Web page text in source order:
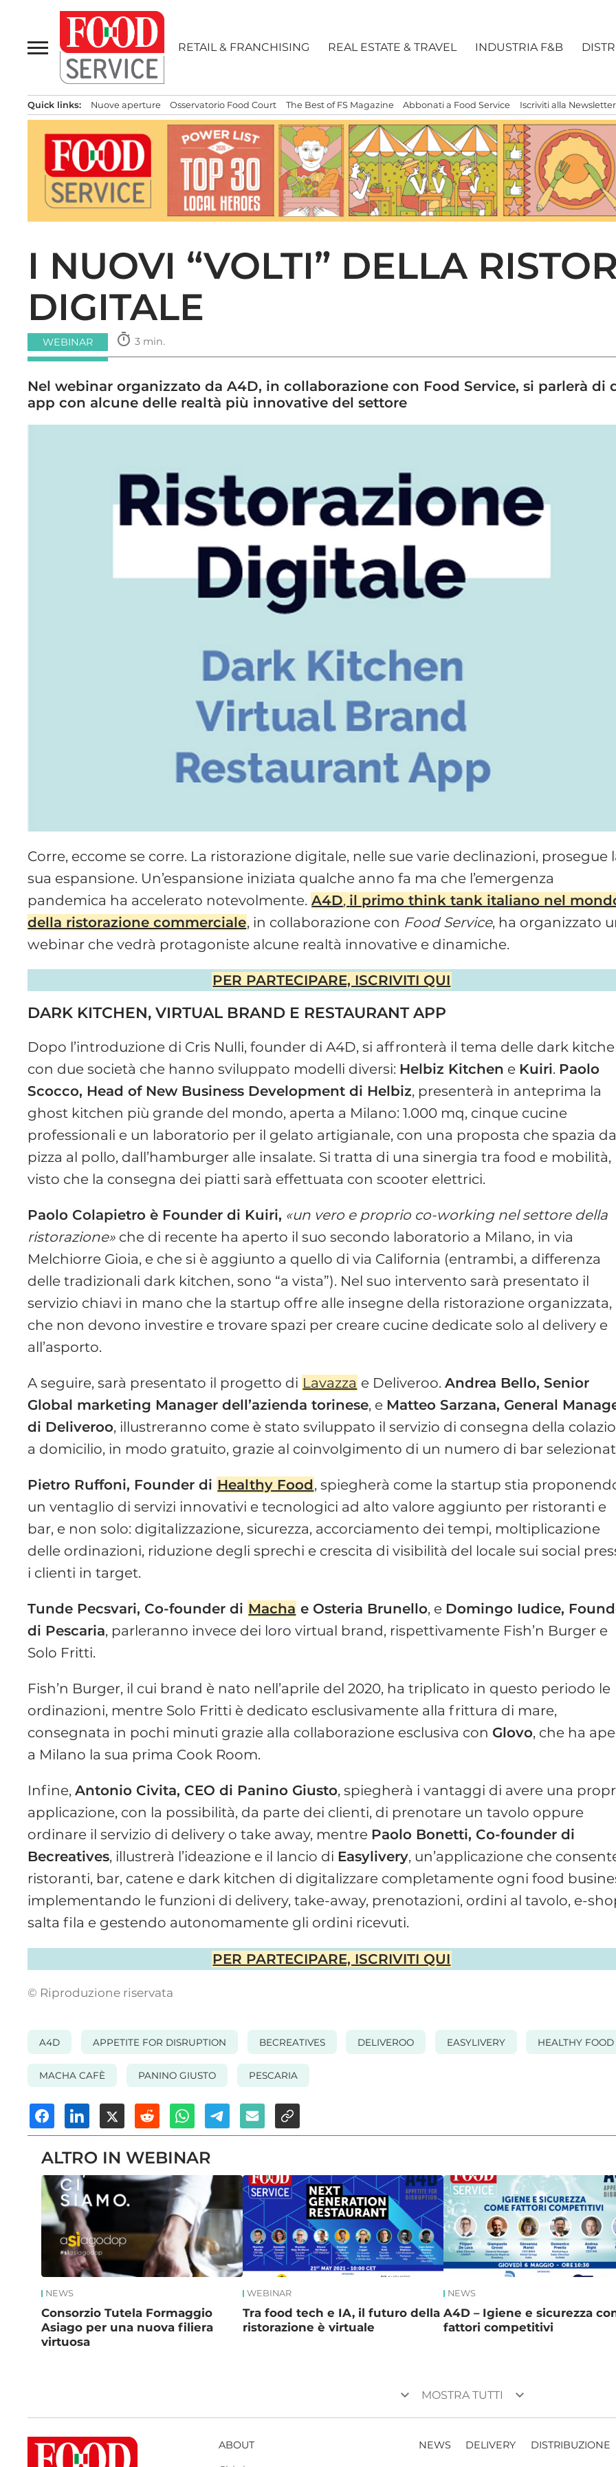
contenuto
RETAIL & FRANCHISING REAL ESTATE & TRAVEL INDUSTRIA F&B
Quick links: Nuove aperture Osservatorio Food Court The Best of FS Magazine Abbonati a Food Service Iscriviti alla Newsletter
I NUOVI “VOLTI” DELLA
DIGITALE
WEBINAR timer 3 min.
Nel webinar organizzato da A4D, in collaborazione con Food Service, si parlerà
app con alcune delle realtà più innovative del settore
Corre, eccome se corre. La ristorazione digitale, nelle sue varie declinazioni, prosegue
sua espansione. Un’espansione iniziata qualche anno fa ma che l’emergenza
pandemica ha accelerato notevolmente. A4D, il primo think tank italiano nel
della ristorazione commerciale, in collaborazione con Food Service, ha organizzato
webinar che vedrà protagoniste alcune realtà innovative e dinamiche.
PER PARTECIPARE, ISCRIVITI QUI
DARK KITCHEN, VIRTUAL BRAND E RESTAURANT APP
Dopo l’introduzione di Cris Nulli, founder di A4D, si affronterà il tema delle dark
con due società che hanno sviluppato modelli diversi: Helbiz Kitchen e Kuiri. Paolo
Scocco, Head of New Business Development di Helbiz, presenterà in anteprima la
ghost kitchen più grande del mondo, aperta a Milano: 1.000 mq, cinque cucine
professionali e un laboratorio per il gelato artigianale, con una proposta che spazia
pizza al pollo, dall’hamburger alle insalate. Si tratta di una sinergia tra food e mobilità,
visto che la consegna dei piatti sarà effettuata con scooter elettrici.
Paolo Colapietro è Founder di Kuiri, «un vero e proprio co-working nel settore della
ristorazione» che di recente ha aperto il suo secondo laboratorio a Milano, in via
Melchiorre Gioia, e che si è aggiunto a quello di via California (entrambi, a differenza
delle tradizionali dark kitchen, sono “a vista”). Nel suo intervento sarà presentato il
servizio chiavi in mano che la startup offre alle insegne della ristorazione organizzata,
che non devono investire e trovare spazi per creare cucine dedicate solo al delivery e
all’asporto.
A seguire, sarà presentato il progetto di Lavazza e Deliveroo.Andrea Bello, Senior
Global marketing Manager dell’azienda torinese, e Matteo Sarzana, General
di Deliveroo, illustreranno come è stato sviluppato il servizio di consegna della
a domicilio, in modo gratuito, grazie al coinvolgimento di un numero di bar
Pietro Ruffoni, Founder di Healthy Food, spiegherà come la startup stia
un ventaglio di servizi innovativi e tecnologici ad alto valore aggiunto per ristoranti e
bar, e non solo: digitalizzazione, sicurezza, accorciamento dei tempi, moltiplicazione
delle ordinazioni, riduzione degli sprechi e crescita di visibilità del locale sui social
i clienti in target.
Tunde Pecsvari, Co-founder di Macha e Osteria Brunello, e Domingo Iudice,
di Pescaria, parleranno invece dei loro virtual brand, rispettivamente Fish’n Burger e
Solo Fritti.
Fish’n Burger, il cui brand è nato nell’aprile del 2020, ha triplicato in questo periodo le
ordinazioni, mentre Solo Fritti è dedicato esclusivamente alla frittura di mare,
consegnata in pochi minuti grazie alla collaborazione esclusiva con Glovo, che ha
a Milano la sua prima Cook Room.
Infine,Antonio Civita, CEO di Panino Giusto, spiegherà i vantaggi di avere una
applicazione, con la possibilità, da parte dei clienti, di prenotare un tavolo oppure
ordinare il servizio di delivery o take away, mentre Paolo Bonetti, Co-founder di
Becreatives, illustrerà l’ideazione e il lancio di Easylivery, un’applicazione che
ristoranti, bar, catene e dark kitchen di digitalizzare completamente ogni food
implementando le funzioni di delivery, take-away, prenotazioni, ordini al tavolo, e-
salta fila e gestendo autonomamente gli ordini ricevuti.
PER PARTECIPARE, ISCRIVITI QUI
© Riproduzione riservata
A4D APPETITE FOR DISRUPTION BECREATIVES DELIVEROO EASYLIVERY HEALTHY FOOD
MACHA CAFÈ PANINO GIUSTO PESCARIA
ALTRO IN WEBINAR
NEWS
Consorzio Tutela Formaggio
Asiago per una nuova filiera
virtuosa
WEBINAR
Tra food tech e IA, il futuro della
ristorazione è virtuale
NEWS
A4D – Igiene e sicurezza
fattori competitivi
keyboard_arrow_down MOSTRA TUTTI keyboard_arrow_down
ABOUT
NEWS DELIVERY DISTRIBUZIONE